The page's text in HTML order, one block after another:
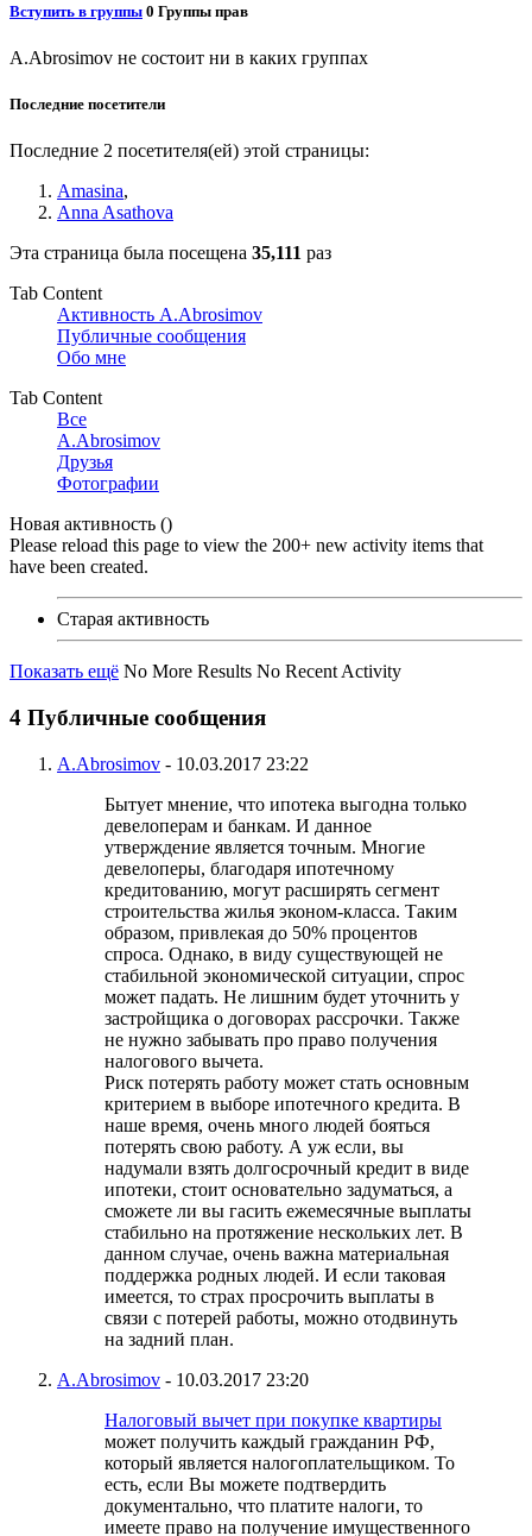
Вступить в группы 0 Группы прав
A.Abrosimov не состоит ни в каких группах
Последние посетители
Последние 2 посетителя(ей) этой страницы:
Amasina,
Anna Asathova
Эта страница была посещена 35,111 раз
Tab Content
Активность A.Abrosimov
Публичные сообщения
Обо мне
Tab Content
Все
A.Abrosimov
Друзья
Фотографии
Новая активность ()
Please reload this page to view the 200+ new activity items that
have been created.
Старая активность
Показать ещё No More Results No Recent Activity
4 Публичные сообщения
A.Abrosimov - 10.03.2017 23:22
Бытует мнение, что ипотека выгодна только
девелоперам и банкам. И данное
утверждение является точным. Многие
девелоперы, благодаря ипотечному
кредитованию, могут расширять сегмент
строительства жилья эконом-класса. Таким
образом, привлекая до 50% процентов
спроса. Однако, в виду существующей не
стабильной экономической ситуации, спрос
может падать. Не лишним будет уточнить у
застройщика о договорах рассрочки. Также
не нужно забывать про право получения
налогового вычета.
Риск потерять работу может стать основным
критерием в выборе ипотечного кредита. В
наше время, очень много людей бояться
потерять свою работу. А уж если, вы
надумали взять долгосрочный кредит в виде
ипотеки, стоит основательно задуматься, а
сможете ли вы гасить ежемесячные выплаты
стабильно на протяжение нескольких лет. В
данном случае, очень важна материальная
поддержка родных людей. И если таковая
имеется, то страх просрочить выплаты в
связи с потерей работы, можно отодвинуть
на задний план.
A.Abrosimov - 10.03.2017 23:20
Налоговый вычет при покупке квартиры
может получить каждый гражданин РФ,
который является налогоплательщиком. То
есть, если Вы можете подтвердить
документально, что платите налоги, то
имеете право на получение имущественного